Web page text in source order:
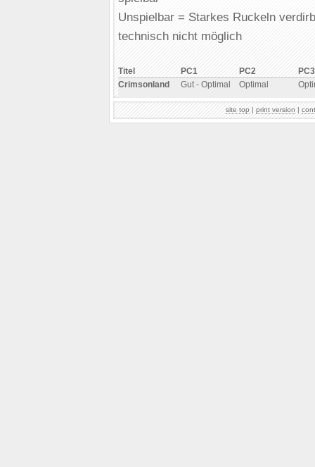
Unspielbar = Starkes Ruckeln
technisch nicht möglich
Titel PC1 PC2
PC3
Crimsonland
Gut - Optimal Optimal
site top | print version |